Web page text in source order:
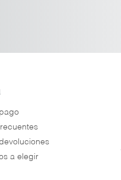
a elegir